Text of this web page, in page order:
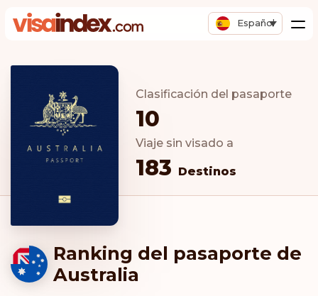
Español
Clasificación del pasaporte
10
Viaje sin visado a
183 Destinos
Ranking del pasaporte de
Australia